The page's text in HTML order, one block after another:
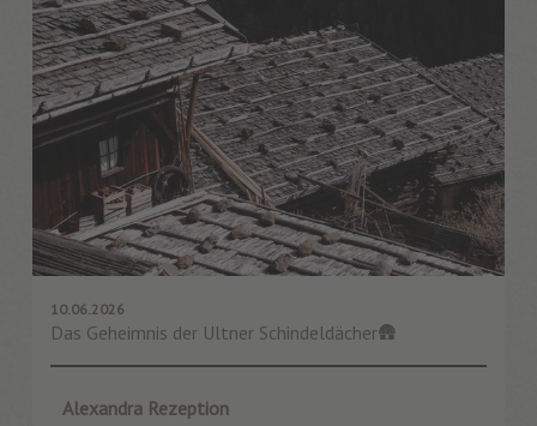
10.06.2026
Das Geheimnis der Ultner Schindeldächer🛖
Alexandra Rezeption